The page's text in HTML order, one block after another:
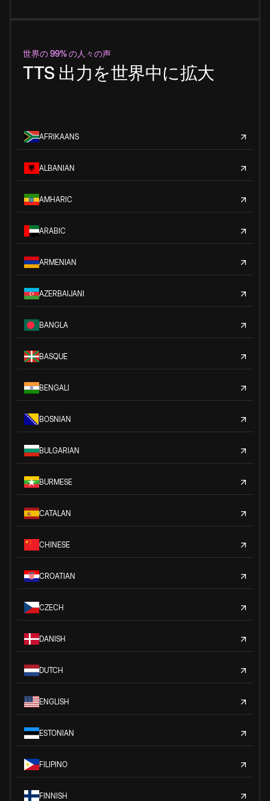
世界の 99% の人々の声
TTS 出力を世界中に拡大
AFRIKAANS
ALBANIAN
AMHARIC
ARABIC
ARMENIAN
AZERBAIJANI
BANGLA
BASQUE
BENGALI
BOSNIAN
BULGARIAN
BURMESE
CATALAN
CHINESE
CROATIAN
CZECH
DANISH
DUTCH
ENGLISH
ESTONIAN
FILIPINO
FINNISH